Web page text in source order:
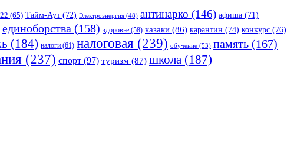
(65) Тайм-Аут (72) Электроэнергия (48) антинарко (146) афиша (71)
единоборства (158) здоровье (58) казаки (86) карантин (74) конкурс (76)
(184) налоги (61) налоговая (239) обучение (53) память (167)
(237) спорт (97) туризм (87) школа (187)